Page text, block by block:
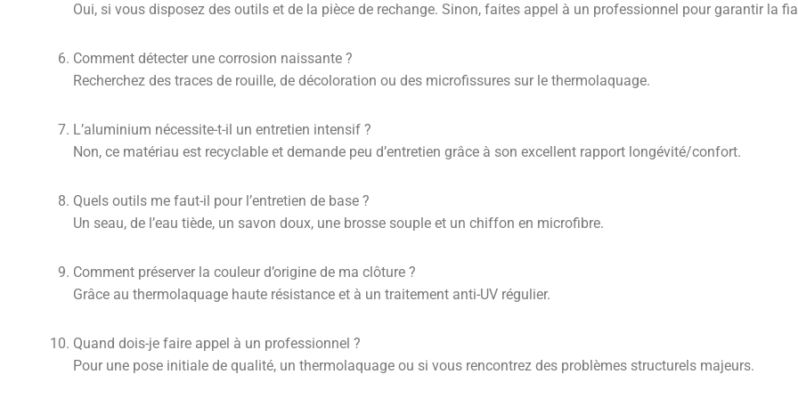
Oui, si vous disposez des outils et de la pièce de rechange. Sinon, faites appel à un professionnel pour garantir la
Comment détecter une corrosion naissante ?
Recherchez des traces de rouille, de décoloration ou des microfissures sur le thermolaquage.
L’aluminium nécessite-t-il un entretien intensif ?
Non, ce matériau est recyclable et demande peu d’entretien grâce à son excellent rapport longévité/confort.
Quels outils me faut-il pour l’entretien de base ?
Un seau, de l’eau tiède, un savon doux, une brosse souple et un chiffon en microfibre.
Comment préserver la couleur d’origine de ma clôture ?
Grâce au thermolaquage haute résistance et à un traitement anti-UV régulier.
Quand dois-je faire appel à un professionnel ?
Pour une pose initiale de qualité, un thermolaquage ou si vous rencontrez des problèmes structurels majeurs.